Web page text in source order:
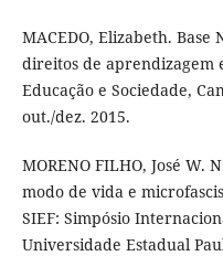
MACEDO, Elizabeth.
direitos de aprendizagem
Educação e Sociedade,
out./dez. 2015.
MORENO FILHO, José
modo de vida e
SIEF: Simpósio
Universidade Estadual